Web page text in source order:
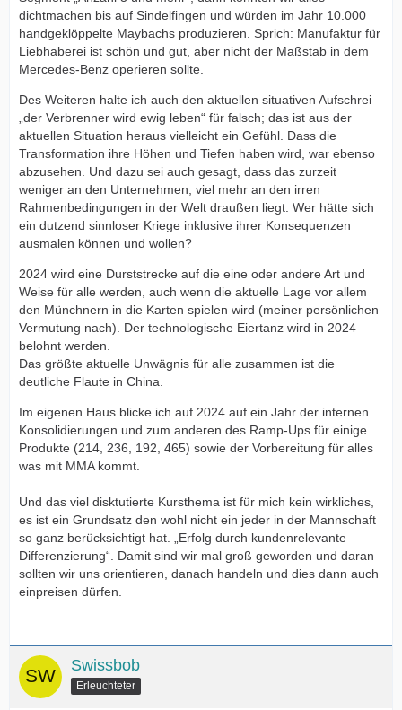
dichtmachen bis auf Sindelfingen und würden im Jahr 10.000
handgeklöppelte Maybachs produzieren. Sprich: Manufaktur für
Liebhaberei ist schön und gut, aber nicht der Maßstab in dem
Mercedes-Benz operieren sollte.
Des Weiteren halte ich auch den aktuellen situativen Aufschrei
„der Verbrenner wird ewig leben“ für falsch; das ist aus der
aktuellen Situation heraus vielleicht ein Gefühl. Dass die
Transformation ihre Höhen und Tiefen haben wird, war ebenso
abzusehen. Und dazu sei auch gesagt, dass das zurzeit
weniger an den Unternehmen, viel mehr an den irren
Rahmenbedingungen in der Welt draußen liegt. Wer hätte sich
ein dutzend sinnloser Kriege inklusive ihrer Konsequenzen
ausmalen können und wollen?
2024 wird eine Durststrecke auf die eine oder andere Art und
Weise für alle werden, auch wenn die aktuelle Lage vor allem
den Münchnern in die Karten spielen wird (meiner persönlichen
Vermutung nach). Der technologische Eiertanz wird in 2024
belohnt werden.
Das größte aktuelle Unwägnis für alle zusammen ist die
deutliche Flaute in China.
Im eigenen Haus blicke ich auf 2024 auf ein Jahr der internen
Konsolidierungen und zum anderen des Ramp-Ups für einige
Produkte (214, 236, 192, 465) sowie der Vorbereitung für alles
was mit MMA kommt.
Und das viel disktutierte Kursthema ist für mich kein wirkliches,
es ist ein Grundsatz den wohl nicht ein jeder in der Mannschaft
so ganz berücksichtigt hat. „Erfolg durch kundenrelevante
Differenzierung“. Damit sind wir mal groß geworden und daran
sollten wir uns orientieren, danach handeln und dies dann auch
einpreisen dürfen.
Swissbob
Erleuchteter